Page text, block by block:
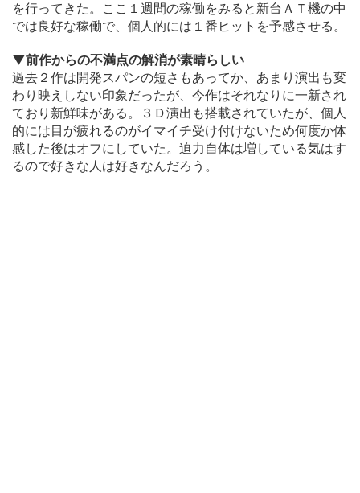
を行ってきた。ここ１週間の稼働をみると新台ＡＴ機の中
では良好な稼働で、個人的には１番ヒットを予感させる。
▼前作からの不満点の解消が素晴らしい
過去２作は開発スパンの短さもあってか、あまり演出も変
わり映えしない印象だったが、今作はそれなりに一新され
ており新鮮味がある。３Ｄ演出も搭載されていたが、個人
的には目が疲れるのがイマイチ受け付けないため何度か体
感した後はオフにしていた。迫力自体は増している気はす
るので好きな人は好きなんだろう。